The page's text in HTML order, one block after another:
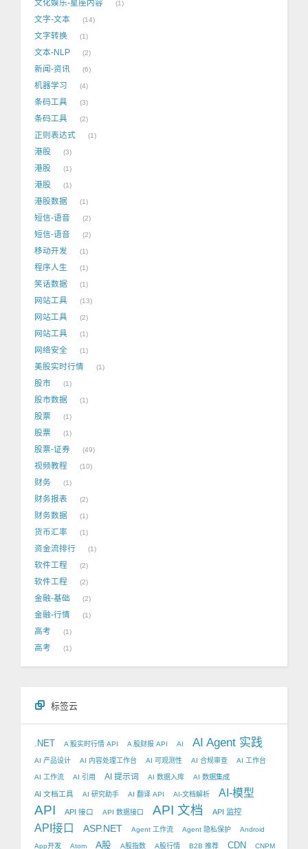
文化娱乐-星座内容 1
文字-文本 14
文字转换 1
文本-NLP 2
新闻-资讯 6
机器学习 4
条码工具 3
条码工具 2
正则表达式 1
港股 3
港股 1
港股 1
港股数据 1
短信-语音 2
短信-语音 2
移动开发 1
程序人生 1
笑话数据 1
网站工具 13
网站工具 2
网站工具 1
网络安全 1
美股实时行情 1
股市 1
股市数据 1
股票 1
股票 1
股票-证券 49
视频教程 10
财务 1
财务报表 2
财务数据 1
货币汇率 1
资金流排行 1
软件工程 2
软件工程 2
金融-基础 2
金融-行情 1
高考 1
高考 1
标签云
.NET A 股实时行情 API A 股财报 API AI AI Agent 实践
AI 产品设计 AI 内容处理工作台 AI 可观测性 AI 合规审查 AI 工作台
AI 工作流 AI 引用 AI 提示词 AI 数据入库 AI 数据集成
AI 文档工具 AI 研究助手 AI 翻译 API AI-文档解析 AI-模型
API API 接口 API 数据接口 API 文档 API 监控
API接口 ASP.NET Agent 工作流 Agent 隐私保护 Android
App开发 Atom A股 A股指数 A股行情 B2B 推荐 CDN CNPM